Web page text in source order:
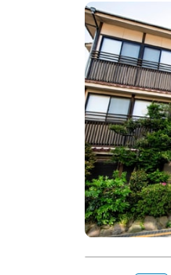
a
g
e
_
s
e
a
r
c
h